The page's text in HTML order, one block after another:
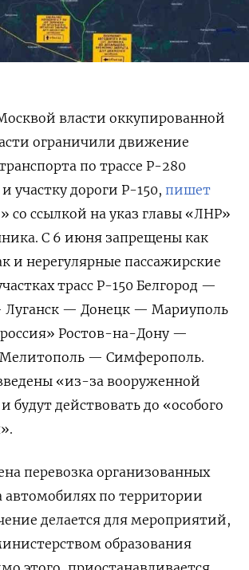
власти оккупированной
ограничили движение
по трассе Р-280
участку дороги Р-150, пишет
со ссылкой на указ главы «ЛНР»
С 6 июня запрещены как
и нерегулярные пассажирские
трасс Р-150 Белгород —
Луганск — Донецк — Мариуполь
Ростов-на-Дону —
— Симферополь.
«из-за вооруженной
будут действовать до «особого
перевозка организованных
автомобилях по территории
делается для мероприятий,
образования